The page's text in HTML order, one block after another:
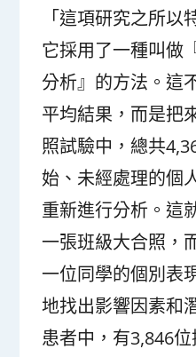
「這項研究之所
它採用了一種叫做
分析』的方法。這
平均結果，而是把
照試驗中，總共
始、未經處理的個
重新進行分析。這
一張班級大合照，
一位同學的個別表
地找出影響因素和
患者中，有3,846